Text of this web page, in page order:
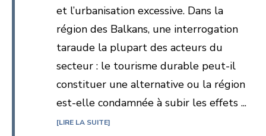
et l’urbanisation excessive. Dans la
région des Balkans, une interrogation
taraude la plupart des acteurs du
secteur : le tourisme durable peut-il
constituer une alternative ou la région
est-elle condamnée à subir les effets ...
LIRE LA SUITE